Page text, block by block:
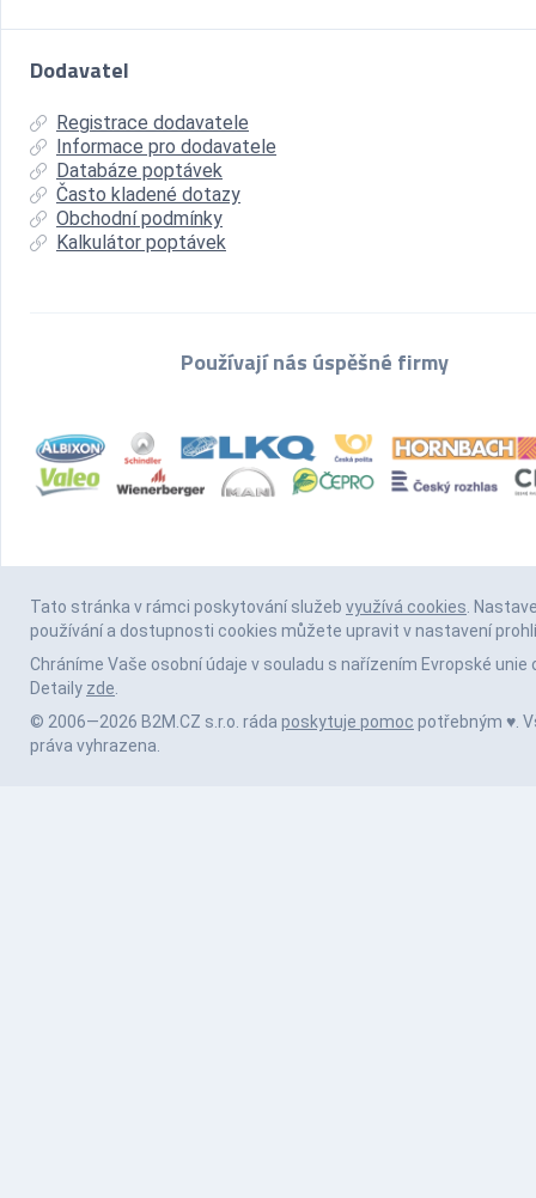
Dodavatel
Registrace dodavatele
Informace pro dodavatele
Databáze poptávek
Často kladené dotazy
Obchodní podmínky
Kalkulátor poptávek
Používají nás úspěšné firmy
Tato stránka v rámci poskytování služeb využívá cookies.
používání a dostupnosti cookies můžete upravit v nastavení
Chráníme Vaše osobní údaje v souladu s nařízením Evropské unie
Detaily zde.
© 2006—2026 B2M.CZ s.r.o. ráda poskytuje pomoc potřebným ♥️.
práva vyhrazena.